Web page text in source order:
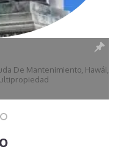
De Mantenimiento, Hawái,